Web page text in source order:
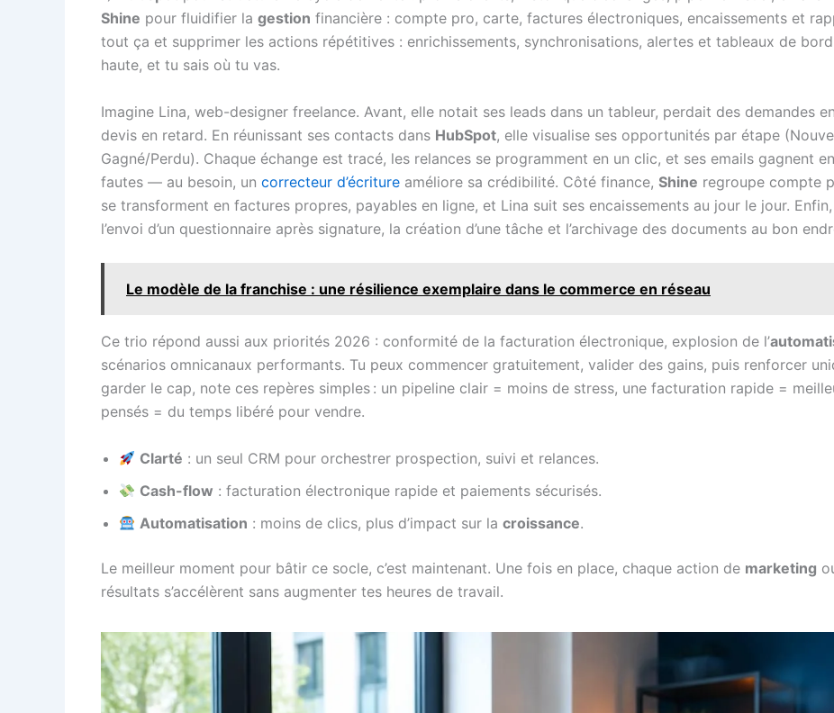
Shine pour fluidifier la gestion financière : compte pro, carte, factures électroniques, encaissements et
tout ça et supprimer les actions répétitives : enrichissements, synchronisations, alertes et tableaux de
haute, et tu sais où tu vas.
Imagine Lina, web-designer freelance. Avant, elle notait ses leads dans un tableur, perdait des demandes
devis en retard. En réunissant ses contacts dans HubSpot, elle visualise ses opportunités par étape
Gagné/Perdu). Chaque échange est tracé, les relances se programment en un clic, et ses emails gagnent
fautes — au besoin, un correcteur d’écriture améliore sa crédibilité. Côté finance, Shine regroupe compte
se transforment en factures propres, payables en ligne, et Lina suit ses encaissements au jour le jour. Enfin,
l’envoi d’un questionnaire après signature, la création d’une tâche et l’archivage des documents au bon
Le modèle de la franchise : une résilience exemplaire dans le commerce en réseau
Ce trio répond aussi aux priorités 2026 : conformité de la facturation électronique, explosion de l’
scénarios omnicanaux performants. Tu peux commencer gratuitement, valider des gains, puis renforcer
garder le cap, note ces repères simples : un pipeline clair = moins de stress, une facturation rapide =
pensés = du temps libéré pour vendre.
Clarté : un seul CRM pour orchestrer prospection, suivi et relances.
Cash-flow : facturation électronique rapide et paiements sécurisés.
Automatisation : moins de clics, plus d’impact sur lacroissance.
Le meilleur moment pour bâtir ce socle, c’est maintenant. Une fois en place, chaque action de marketing
résultats s’accélèrent sans augmenter tes heures de travail.